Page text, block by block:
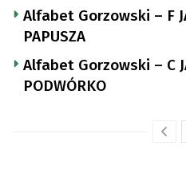
Alfabet Gorzowski – F
PAPUSZA
Alfabet Gorzowski – C
PODWÓRKO